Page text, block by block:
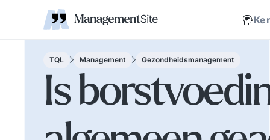
verantwoordelijkheid
en bestuurlijke wijsheid.
Ook de belangrijke
bestuurlijke valkuilen
zoals: verhuftering,
bestuurlijke drukte,
organisatierot en het
prestige. Tips en
Zelforganisatie 'klein
binnen groot'. De
transitie naar een
organisatie.
van zeggenschap en
naar het laagste niveau
Corporate communicatie
Disruptie
Ethiek, integriteit, moreel kompas
Scholing
Non-profit
jonge leiding geven
kleine letters ervoor en er is contact. Zijn
TQL Management Gezondheidsmanagement
Is